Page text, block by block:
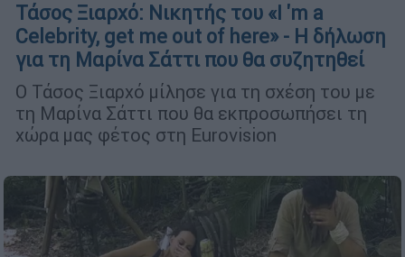
Τάσος Ξιαρχό: Νικητής του «I 'm a
Celebrity, get me out of here» - Η δήλωση
για τη Μαρίνα Σάττι που θα συζητηθεί
Ο Τάσος Ξιαρχό μίλησε για τη σχέση του με
τη Μαρίνα Σάττι που θα εκπροσωπήσει τη
χώρα μας φέτος στη Eurovision